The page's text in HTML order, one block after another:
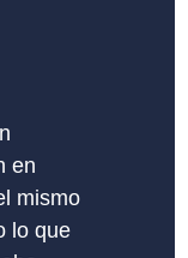
en
mismo
lo que